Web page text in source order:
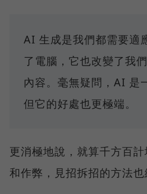
AI 生成是我們都需要適
了電腦，它也改變了我
內容。毫無疑問，AI 是
但它的好處也更極端。
更消極地說，就算千方百
和作弊，見招拆招的方法也